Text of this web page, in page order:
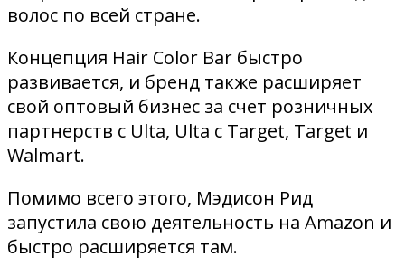
волос по всей стране.
Концепция Hair Color Bar быстро
развивается, и бренд также расширяет
свой оптовый бизнес за счет розничных
партнерств с Ulta, Ulta с Target, Target и
Walmart.
Помимо всего этого, Мэдисон Рид
запустила свою деятельность на Amazon и
быстро расширяется там.